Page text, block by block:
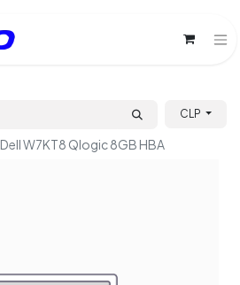
CLP
Dell W7KT8 Qlogic 8GB HBA